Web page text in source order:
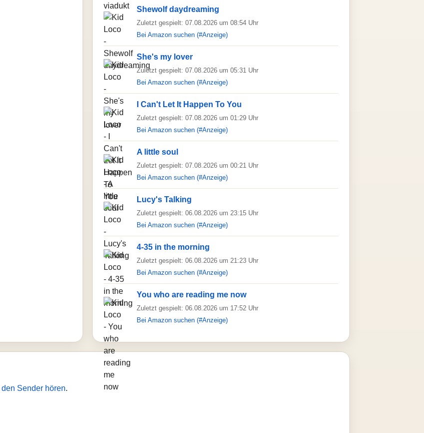
Shewolf daydreaming
Zuletzt gespielt: 07.08.2026 um 08:54 Uhr
Bei Amazon suchen (#Anzeige)
She's my lover
Zuletzt gespielt: 07.08.2026 um 05:31 Uhr
Bei Amazon suchen (#Anzeige)
I Can't Let It Happen To You
Zuletzt gespielt: 07.08.2026 um 01:29 Uhr
Bei Amazon suchen (#Anzeige)
A little soul
Zuletzt gespielt: 07.08.2026 um 00:21 Uhr
Bei Amazon suchen (#Anzeige)
Lucy's Talking
Zuletzt gespielt: 06.08.2026 um 23:15 Uhr
Bei Amazon suchen (#Anzeige)
4-35 in the morning
Zuletzt gespielt: 06.08.2026 um 21:23 Uhr
Bei Amazon suchen (#Anzeige)
You who are reading me now
Zuletzt gespielt: 06.08.2026 um 17:52 Uhr
Bei Amazon suchen (#Anzeige)
den Sender hören.